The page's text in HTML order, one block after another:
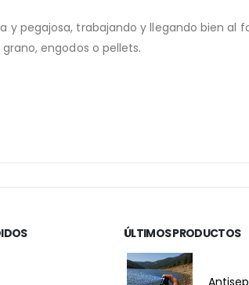
pegajosa, trabajando y llegando bien al
engodos o pellets.
ÚLTIMOS PRODUCTOS